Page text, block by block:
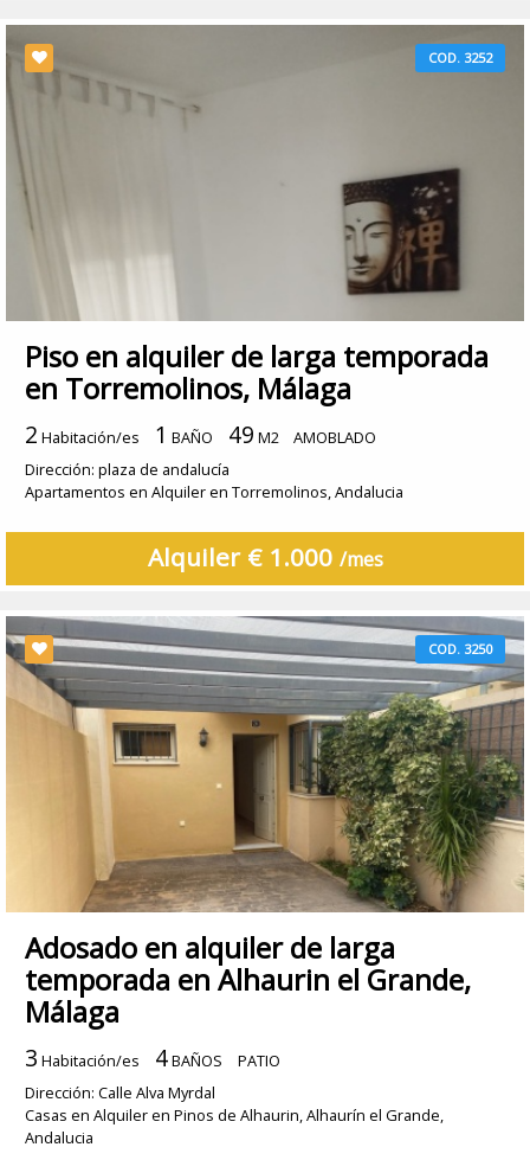
COD. 3252
Piso en alquiler de larga temporada
en Torremolinos, Málaga
2 Habitación/es 1 BAÑO 49 M2
AMOBLADO
Dirección: plaza de andalucía
Apartamentos en Alquiler en Torremolinos, Andalucia
Alquiler € 1.000 /mes
COD. 3250
Adosado en alquiler de larga
temporada en Alhaurin el Grande,
Málaga
3 Habitación/es 4BAÑOS
PATIO
Dirección: Calle Alva Myrdal
Casas en Alquiler en Pinos de Alhaurin, Alhaurín el Grande,
Andalucia